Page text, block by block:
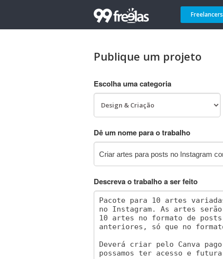
Freelancers
Publique um projeto
Escolha uma categoria
Dê um nome para o trabalho
Descreva o trabalho a ser feito